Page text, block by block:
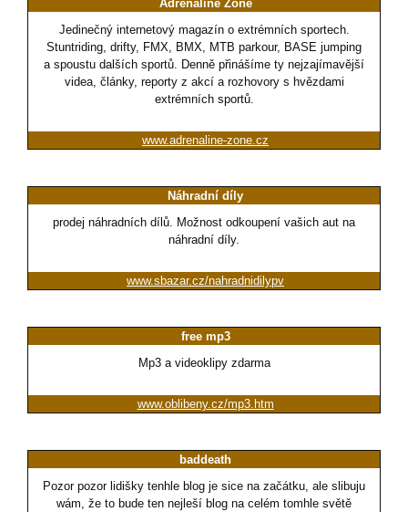
Adrenaline Zone
Jedinečný internetový magazín o extrémních sportech.
Stuntriding, drifty, FMX, BMX, MTB parkour, BASE jumping
a spoustu dalších sportů. Denně přinášíme ty nejzajímavější
videa, články, reporty z akcí a rozhovory s hvězdami
extrémních sportů.
www.adrenaline-zone.cz
Náhradní díly
prodej náhradních dílů. Možnost odkoupení vašich aut na
náhradní díly.
www.sbazar.cz/nahradnidilypv
free mp3
Mp3 a videoklipy zdarma
www.oblibeny.cz/mp3.htm
baddeath
Pozor pozor lidišky tenhle blog je sice na začátku, ale slibuju
wám, že to bude ten nejleší blog na celém tomhle světě